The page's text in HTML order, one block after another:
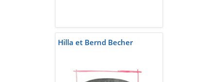
Hilla et Bernd Becher